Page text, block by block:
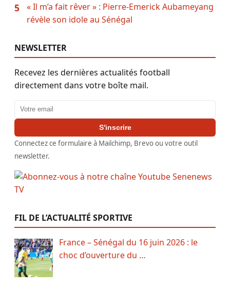
5
« Il m’a fait rêver » : Pierre-Emerick Aubameyang
révèle son idole au Sénégal
NEWSLETTER
Recevez les dernières actualités football
directement dans votre boîte mail.
Adresse email
S'inscrire
Connectez ce formulaire à Mailchimp, Brevo ou votre outil
newsletter.
FIL DE L’ACTUALITÉ SPORTIVE
France – Sénégal du 16 juin 2026 : le
choc d’ouverture du …